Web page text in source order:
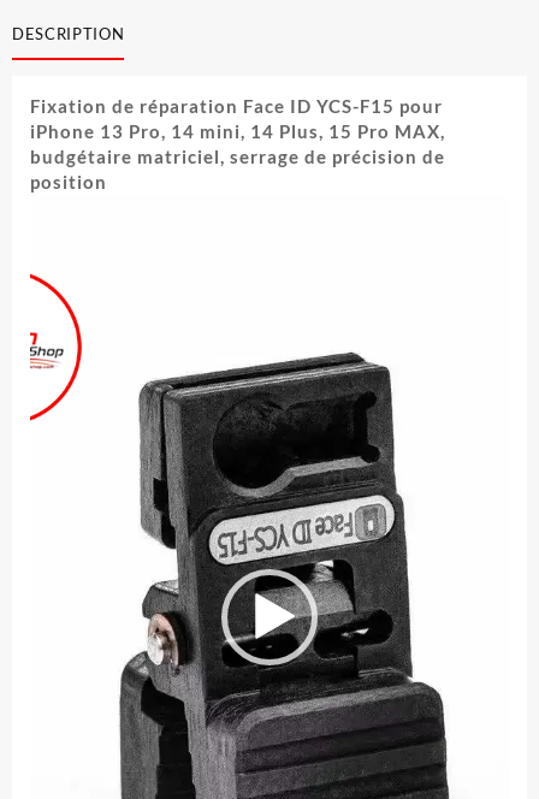
face
ID
clamp
DESCRIPTION
Fixation de réparation Face ID YCS-F15 pour
iPhone 13 Pro, 14 mini, 14 Plus, 15 Pro MAX,
budgétaire matriciel, serrage de précision de
position